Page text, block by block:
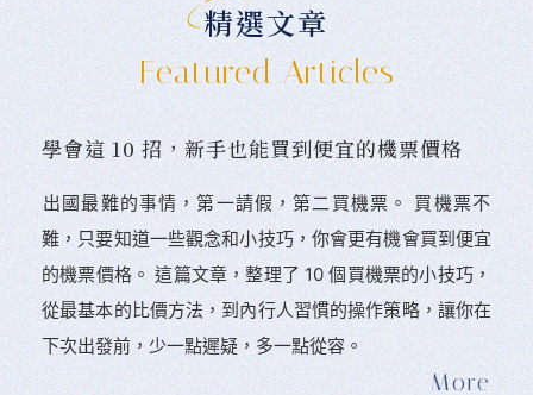
精選文章
Featured Articles
學會這 10 招，新手也能買到便宜的機票價格
󠀠出國最難的事情，第一請假，第二買機票。 󠀠買機票不
難，只要知道一些觀念和小技巧，你會更有機會買到便宜
的機票價格。 這篇文章，整理了 10 個買機票的小技巧，
從最基本的比價方法，到內行人習慣的操作策略，讓你在
下次出發前，少一點遲疑，多一點從容。